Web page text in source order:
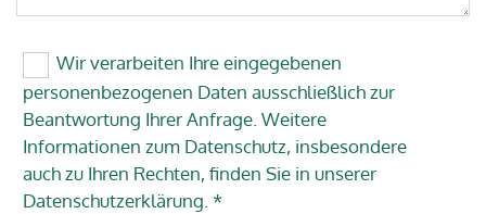
Wir verarbeiten Ihre eingegebenen
personenbezogenen Daten ausschließlich zur
Beantwortung Ihrer Anfrage. Weitere
Informationen zum Datenschutz, insbesondere
auch zu Ihren Rechten, finden Sie in unserer
Datenschutzerklärung. *